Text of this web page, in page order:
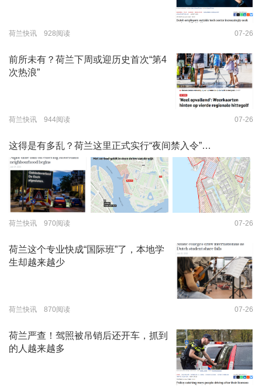
荷兰快讯 928阅读 07-26
前所未有？荷兰下周或迎历史首次“第4
次热浪”
荷兰快讯 944阅读 07-26
这得是有多乱？荷兰这里正式实行“夜间禁入令”…
荷兰快讯 970阅读 07-26
荷兰这个专业快成“国际班”了，本地学
生却越来越少
荷兰快讯 870阅读 07-26
荷兰严查！驾照被吊销后还开车，抓到
的人越来越多